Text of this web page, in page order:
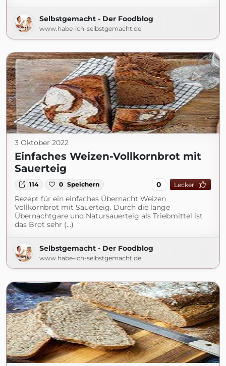
Selbstgemacht - Der Foodblog
www.habe-ich-selbstgemacht.de
3 Oktober 2022
Einfaches Weizen-Vollkornbrot mit
Sauerteig
114 0 Speichern 0 Lecker
Rezept für ein einfaches Übernacht Weizen
Vollkornbrot mit Sauerteig. Durch die lange
Übernachtgare und Natursauerteig als Triebmittel ist
das Brot sehr (...)
Selbstgemacht - Der Foodblog
www.habe-ich-selbstgemacht.de